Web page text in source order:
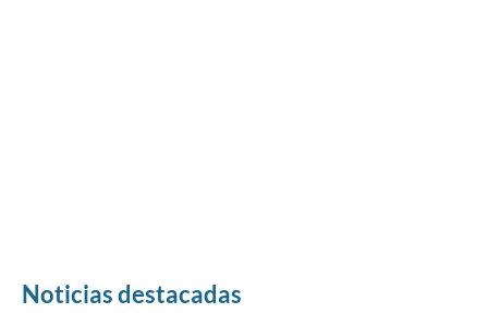
Noticias destacadas